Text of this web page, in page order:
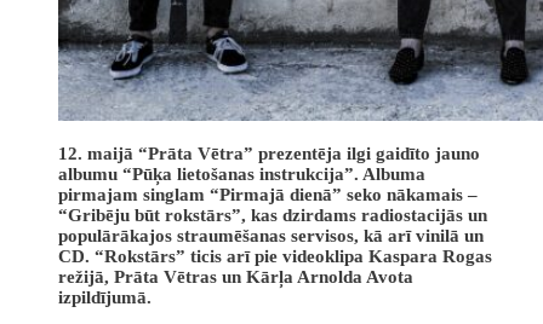
12. maijā “Prāta Vētra” prezentēja ilgi gaidīto jauno
albumu “Pūķa lietošanas instrukcija”. Albuma
pirmajam singlam “Pirmajā dienā” seko nākamais –
“Gribēju būt rokstārs”, kas dzirdams radiostacijās un
populārākajos straumēšanas servisos, kā arī vinilā un
CD. “Rokstārs” ticis arī pie videoklipa Kaspara Rogas
režijā, Prāta Vētras un Kārļa Arnolda Avota
izpildījumā.